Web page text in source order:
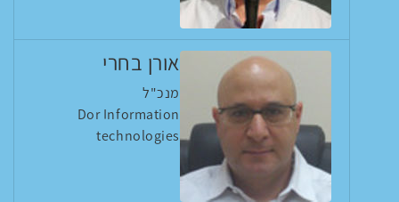
אורן בחרי
מנכ"ל
Dor Information
technologies